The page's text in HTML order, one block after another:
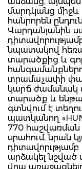
մարդկանց միջև
հանրորեն
Վարդանյանին
նպատակով
տարածքից և
տրամաչափի
կարճ ժամանակ
տարածք և
գտնվում է
պատկանող
770 հաշվառման
սրահում, նրան
արձակել նշված
վրա